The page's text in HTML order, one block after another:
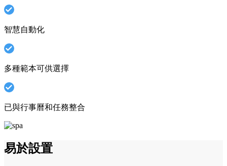
智慧自動化
多種範本可供選擇
已與行事曆和任務整合
易於設置